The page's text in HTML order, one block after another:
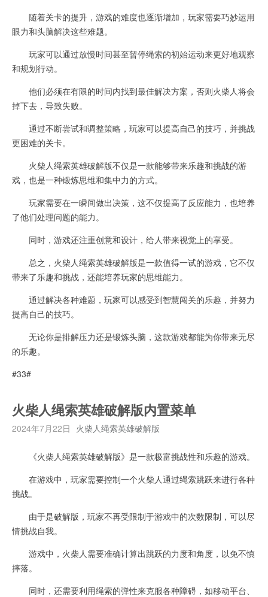
随着关卡的提升，游戏的难度也逐渐增加，玩家需要巧妙运用
眼力和头脑解决这些难题。
玩家可以通过放慢时间甚至暂停绳索的初始运动来更好地观察
和规划行动。
他们必须在有限的时间内找到最佳解决方案，否则火柴人将会
掉下去，导致失败。
通过不断尝试和调整策略，玩家可以提高自己的技巧，并挑战
更困难的关卡。
火柴人绳索英雄破解版不仅是一款能够带来乐趣和挑战的游
戏，也是一种锻炼思维和集中力的方式。
玩家需要在一瞬间做出决策，这不仅提高了反应能力，也培养
了他们处理问题的能力。
同时，游戏还注重创意和设计，给人带来视觉上的享受。
总之，火柴人绳索英雄破解版是一款值得一试的游戏，它不仅
带来了乐趣和挑战，还能培养玩家的思维能力。
通过解决各种难题，玩家可以感受到智慧闯关的乐趣，并努力
提高自己的技巧。
无论你是排解压力还是锻炼头脑，这款游戏都能为你带来无尽
的乐趣。
#33#
火柴人绳索英雄破解版内置菜单
2024年7月22日 火柴人绳索英雄破解版
《火柴人绳索英雄破解版》是一款极富挑战性和乐趣的游戏。
在游戏中，玩家需要控制一个火柴人通过绳索跳跃来进行各种
挑战。
由于是破解版，玩家不再受限制于游戏中的次数限制，可以尽
情挑战自我。
游戏中，火柴人需要准确计算出跳跃的力度和角度，以免不慎
摔落。
同时，还需要利用绳索的弹性来克服各种障碍，如移动平台、